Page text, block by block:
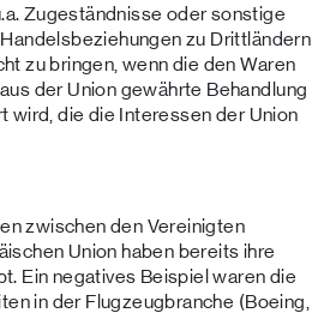
Zugeständnisse oder sonstige
zu Drittländern
zu bringen, wenn die den Waren
der Union gewährte Behandlung
wird, die die Interessen der Union
zwischen den Vereinigten
Union haben bereits ihre
Ein negatives Beispiel waren die
in der Flugzeugbranche (Boeing,